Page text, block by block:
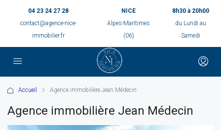
04 23 24 27 28
contact@agence-nice-
immobilier.fr
NICE
Alpes-Maritimes
(06)
8h30 à 20h00
du Lundi au
Samedi
Accueil Agence immobilière Jean Médecin
Agence immobilière Jean Médecin